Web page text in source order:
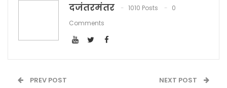
दजंतरमंतर 1010 Posts
0
Comments
PREV POST NEXT POST